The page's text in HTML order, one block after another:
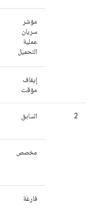
مؤشر
سريان
عملية
التحميل
إيقاف
مؤقت
2 السابق
مخصص
فارغة